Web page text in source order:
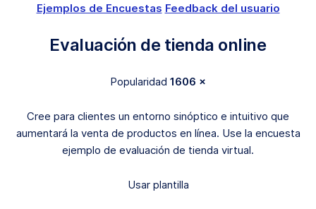
Ejemplos de Encuestas Feedback del usuario
Evaluación de tienda online
Popularidad 1606 ×
Cree para clientes un entorno sinóptico e intuitivo que
aumentará la venta de productos en línea. Use la encuesta
ejemplo de evaluación de tienda virtual.
Usar plantilla